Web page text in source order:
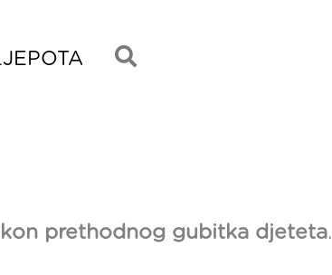
prethodnog gubitka djeteta.